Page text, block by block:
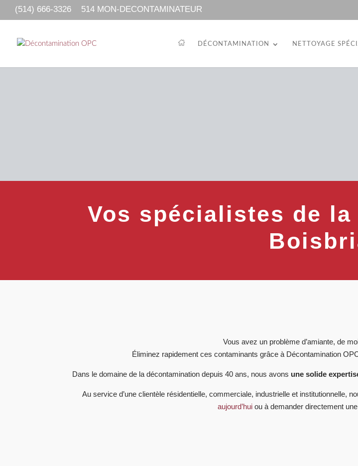
(514) 666-3326 514 MON-DECONTAMINATEUR
DÉCONTAMINATION NETTOYAGE
Vos spécialistes de
Vous avez un problème d’amiante, de
Éliminez rapidement ces contaminants grâce à Décontamination
Dans le domaine de la décontamination depuis 40 ans, nous avons une solide
Au service d’une clientèle résidentielle, commerciale, industrielle et institutionnelle,
aujourd’hui ou à demander directement une